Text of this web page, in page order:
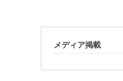
メディア掲載